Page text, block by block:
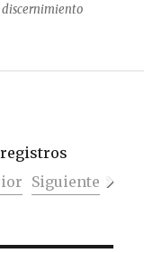
discernimiento
registros
Siguiente